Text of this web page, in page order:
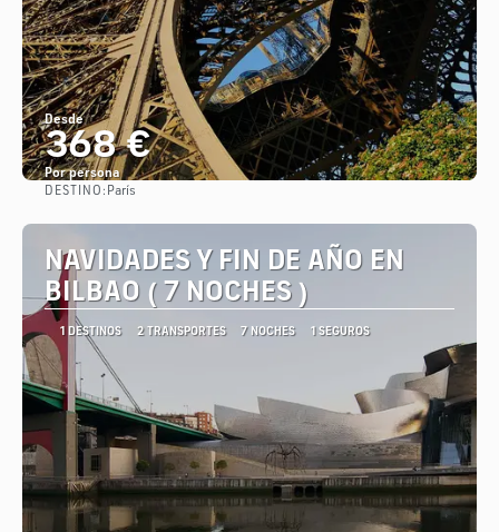
Desde
368 €
Por persona
DESTINO: París
NAVIDADES Y FIN DE AÑO EN
BILBAO ( 7 NOCHES )
1 DESTINOS 2 TRANSPORTES 7 NOCHES 1 SEGUROS